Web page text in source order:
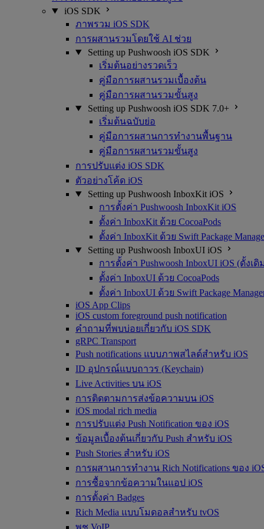
iOS SDK
ภาพรวม iOS SDK
การผสานรวมโดยใช้ AI ช่วย
Setting up Pushwoosh iOS SDK
เริ่มต้นอย่างรวดเร็ว
คู่มือการผสานรวมเบื้องต้น
คู่มือการผสานรวมขั้นสูง
Setting up Pushwoosh iOS SDK 7.0+
เริ่มต้นฉบับย่อ
คู่มือการผสานการทำงานพื้นฐาน
คู่มือการผสานรวมขั้นสูง
การปรับแต่ง iOS SDK
ตัวอย่างโค้ด iOS
Setting up Pushwoosh InboxKit iOS
การตั้งค่า Pushwoosh InboxKit iOS
ตั้งค่า InboxKit ด้วย CocoaPods
ตั้งค่า InboxKit ด้วย Swift Package
Setting up Pushwoosh InboxUI iOS
การตั้งค่า Pushwoosh InboxUI iOS (ดั้งเดิ
ตั้งค่า InboxUI ด้วย CocoaPods
ตั้งค่า InboxUI ด้วย Swift Package
iOS App Clips
iOS custom foreground push notification
คำถามที่พบบ่อยเกี่ยวกับ iOS SDK
gRPC Transport
Push notifications แบบภาพสไลด์สำหรับ iOS
ID อุปกรณ์แบบถาวร (Keychain)
Live Activities บน iOS
การติดตามการส่งข้อความบน iOS
iOS modal rich media
การปรับแต่ง Push Notification ของ iOS
ข้อมูลเบื้องต้นเกี่ยวกับ Push สำหรับ iOS
Push Stories สำหรับ iOS
การผสานการทำงาน Rich Notifications ของ
การซื้อจากข้อความในแอป iOS
การตั้งค่า Badges
Rich Media แบบโมดอลสำหรับ tvOS
พุช VoIP